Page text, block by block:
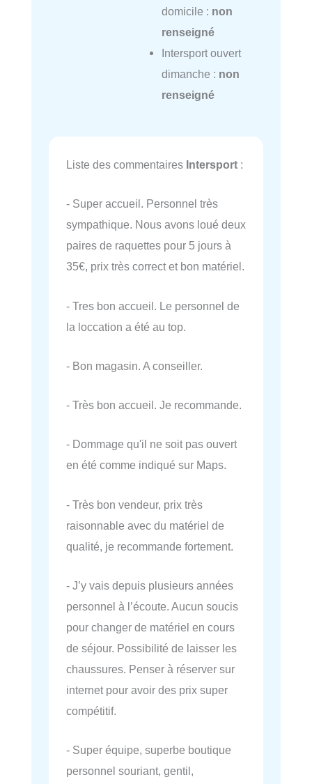
domicile : non
renseigné
Intersport ouvert
dimanche : non
renseigné
Liste des commentaires Intersport :
- Super accueil. Personnel très
sympathique. Nous avons loué deux
paires de raquettes pour 5 jours à
35€, prix très correct et bon matériel.
- Tres bon accueil. Le personnel de
la loccation a été au top.
- Bon magasin. A conseiller.
- Très bon accueil. Je recommande.
- Dommage qu'il ne soit pas ouvert
en été comme indiqué sur Maps.
- Très bon vendeur, prix très
raisonnable avec du matériel de
qualité, je recommande fortement.
- J’y vais depuis plusieurs années
personnel à l’écoute. Aucun soucis
pour changer de matériel en cours
de séjour. Possibilité de laisser les
chaussures. Penser à réserver sur
internet pour avoir des prix super
compétitif.
- Super équipe, superbe boutique
personnel souriant, gentil,